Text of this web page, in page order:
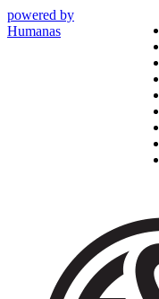
powered by
Humanas